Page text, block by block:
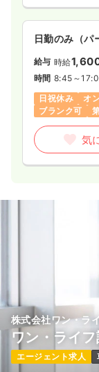
日勤のみ（パ
給与 時給
時間 8:45～
日祝休み
オ
ブランク可
気
株式会社ワン・ラ
ワン・ライ
エージェント求人